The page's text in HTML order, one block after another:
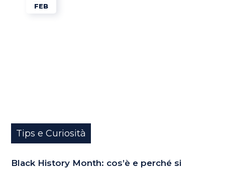
FEB
Tips e Curiosità
Black History Month: cos’è e perché si